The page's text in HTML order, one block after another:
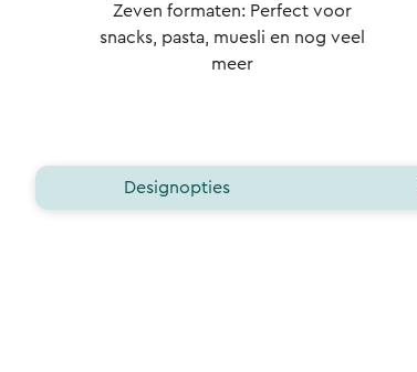
Zeven formaten: Perfect voor
snacks, pasta, muesli en nog veel
meer
Designopties